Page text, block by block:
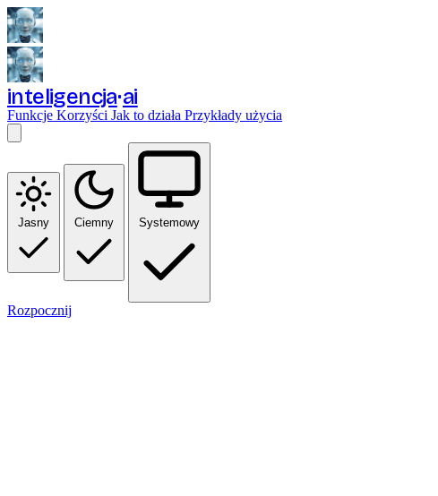
inteligencja ai
Funkcje Korzyści Jak to działa Przykłady użycia
Jasny Ciemny Systemowy
Rozpocznij